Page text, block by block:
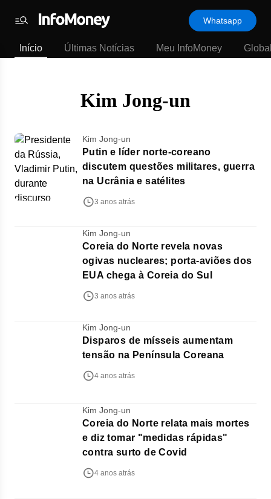
padrão
Últimas
Menu
Whatsapp
Início Últimas Notícias Meu InfoMoney
Kim Jong-un
Kim Jong-un
Putin e líder norte-coreano
discutem questões militares, guerra
na Ucrânia e satélites
3 anos atrás
Kim Jong-un
Coreia do Norte revela novas
ogivas nucleares; porta-aviões dos
EUA chega à Coreia do Sul
3 anos atrás
Kim Jong-un
Disparos de mísseis aumentam
tensão na Península Coreana
4 anos atrás
Kim Jong-un
Coreia do Norte relata mais mortes
e diz tomar "medidas rápidas"
contra surto de Covid
4 anos atrás